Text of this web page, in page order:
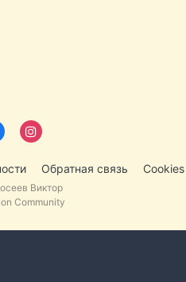
Обратная связь Cookies
Виктор
Community